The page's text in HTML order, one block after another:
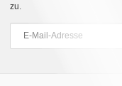
zu.